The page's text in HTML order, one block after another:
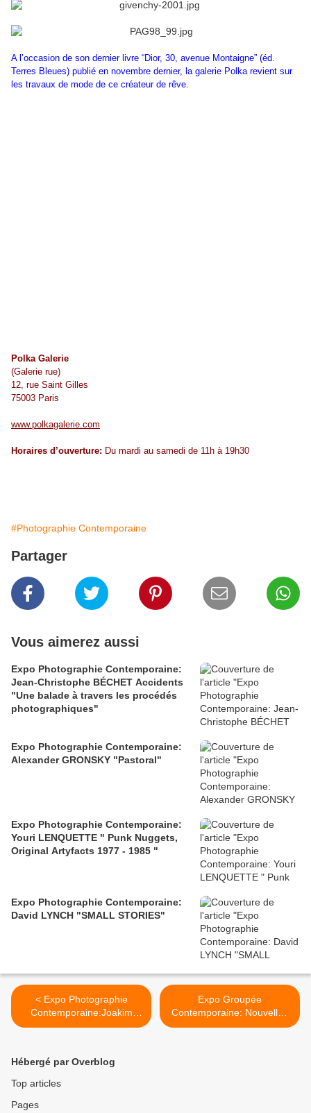
A l’occasion de son dernier livre “Dior, 30, avenue Montaigne” (éd.
Terres Bleues) publié en novembre dernier, la galerie Polka revient sur
les travaux de mode de ce créateur de rêve.
Polka Galerie
(Galerie rue)
12, rue Saint Gilles
75003 Paris
www.polkagalerie.com
Horaires d’ouverture: Du mardi au samedi de 11h à 19h30
#Photographie Contemporaine
Partager
Vous aimerez aussi
Expo Photographie Contemporaine:
Jean-Christophe BÉCHET Accidents
"Une balade à travers les procédés
photographiques"
Expo Photographie Contemporaine:
Alexander GRONSKY "Pastoral"
Expo Photographie Contemporaine:
Youri LENQUETTE " Punk Nuggets,
Original Artyfacts 1977 - 1985 "
Expo Photographie Contemporaine:
David LYNCH "SMALL STORIES"
< Expo Photographie
Contemporaine:Joakim
Eskildesen "Home Works"
Expo Groupée
Contemporaine: Nouvelles
Vagues >
Hébergé par Overblog
Top articles
Pages